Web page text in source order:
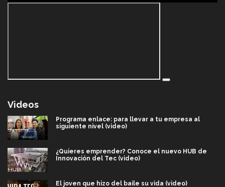
Videos
Programa enlace: para llevar a tu empresa al
siguiente nivel (video)
¿Quieres emprender? Conoce el nuevo HUB de
Innovación del Tec (video)
El joven que hizo del baile su vida (video)